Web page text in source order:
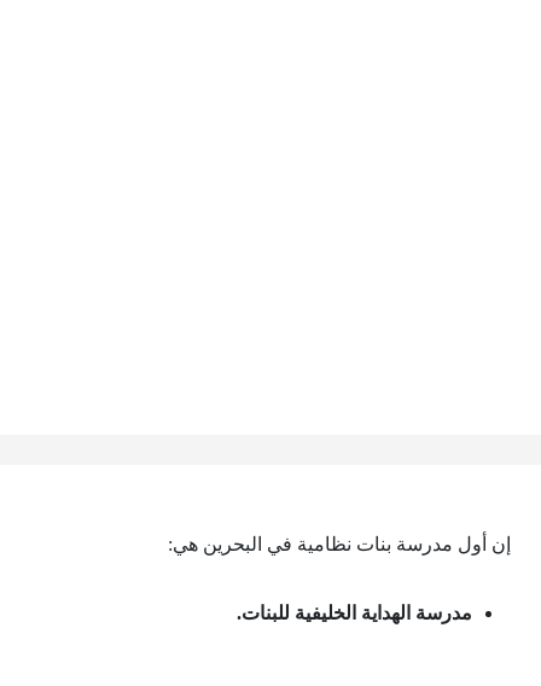
إن أول مدرسة بنات نظامية في البحرين هي:
مدرسة الهداية الخليفية للبنات.